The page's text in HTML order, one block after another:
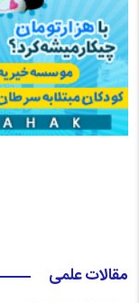
مقالات علمی